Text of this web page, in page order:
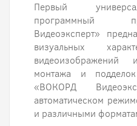
Первый
программный
Видеоэксперт»
визуальных
монтажа и
«ВОКОРД
автоматическом
и различными